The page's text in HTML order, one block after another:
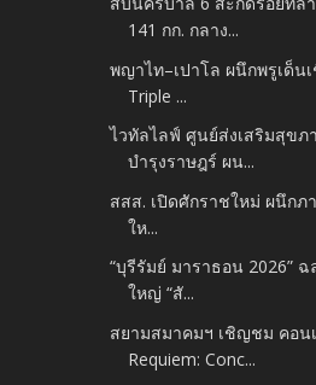
141 กก. กลาง...
พญาไท–เปาโล ผนึกพรูเด็น
Triple ...
ไวทัลไลฟ์ ศูนย์ส่งเสริมสุขภ
บำรุงราษฎร์ ผน...
สสส. เปิดศักราชใหม่ ผนึกภ
ให...
“บุรีรัมย์ มาราธอน 2026”
ใหญ่ “สั...
สยามสมาคมฯ เชิญชม คอนเ
Requiem: Conc...